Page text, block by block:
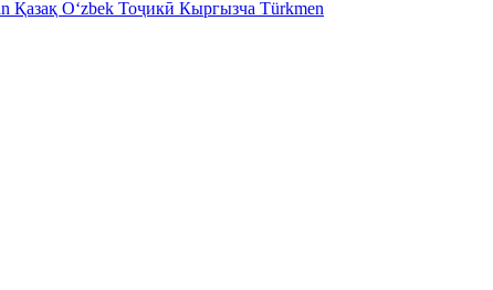
Қазақ Oʻzbek Тоҷикӣ Кыргызча Türkmen